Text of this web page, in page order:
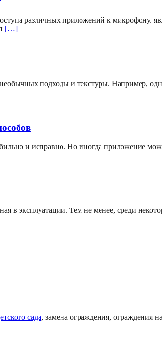
различных приложений к микрофону,
[…]
подходы и текстуры. Например,
и исправно. Но иногда приложение
в эксплуатации. Тем не менее, среди
сада, замена ограждения, ограждения